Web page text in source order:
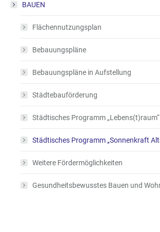
BAUEN
Flächennutzungsplan
Bebauungspläne
Bebauungspläne in Aufstellung
Städtebauförderung
Städtisches Programm „Lebens(t)raum“
Städtisches Programm „Sonnenkraft
Weitere Fördermöglichkeiten
Gesundheitsbewusstes Bauen und